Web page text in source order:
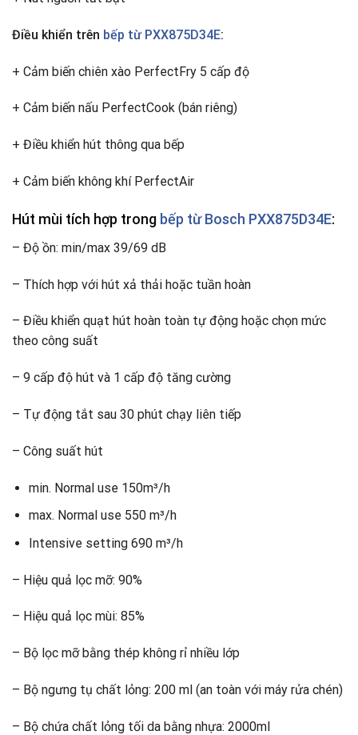
Điều khiển trên bếp từ PXX875D34E:
+ Cảm biến chiên xào PerfectFry 5 cấp độ
+ Cảm biến nấu PerfectCook (bán riêng)
+ Điều khiển hút thông qua bếp
+ Cảm biến không khí PerfectAir
Hút mùi tích hợp trong bếp từ Bosch PXX875D34E:
– Độ ồn: min/max 39/69 dB
– Thích hợp với hút xả thải hoặc tuần hoàn
– Điều khiển quạt hút hoàn toàn tự động hoặc chọn mức
theo công suất
– 9 cấp độ hút và 1 cấp độ tăng cường
– Tự động tắt sau 30 phút chạy liên tiếp
– Công suất hút
min. Normal use 150m³/h
max. Normal use 550 m³/h
Intensive setting 690 m³/h
– Hiệu quả lọc mỡ: 90%
– Hiệu quả lọc mùi: 85%
– Bộ lọc mỡ bằng thép không rỉ nhiều lớp
– Bộ ngưng tụ chất lỏng: 200 ml (an toàn với máy rửa chén)
– Bộ chứa chất lỏng tối da bằng nhựa: 2000ml